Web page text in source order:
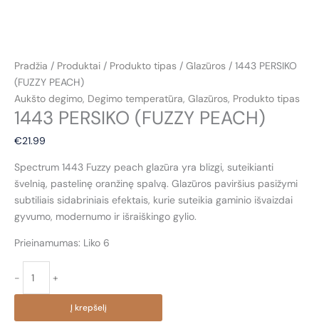
Pradžia / Produktai / Produkto tipas / Glazūros / 1443 PERSIKO
(FUZZY PEACH)
Aukšto degimo, Degimo temperatūra, Glazūros, Produkto tipas
1443 PERSIKO (FUZZY PEACH)
€21.99
Spectrum 1443 Fuzzy peach glazūra yra blizgi, suteikianti
švelnią, pastelinę oranžinę spalvą. Glazūros paviršius pasižymi
subtiliais sidabriniais efektais, kurie suteikia gaminio išvaizdai
gyvumo, modernumo ir išraiškingo gylio.
Prieinamumas: Liko 6
-
kiekis:
+
Į krepšelį